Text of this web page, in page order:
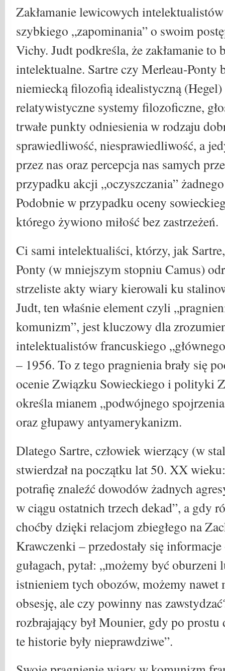
Zakłamanie lewicowych
szybkiego „zapominania” o swoim
Vichy. Judt podkreśla, że zakłamanie to
intelektualne. Sartre czy Merleau-Ponty
niemiecką filozofią idealistyczną
relatywistyczne systemy filozoficzne,
trwałe punkty odniesienia w rodzaju
sprawiedliwość, niesprawiedliwość, a
przez nas oraz percepcja nas samych
przypadku akcji „oczyszczania”
Podobnie w przypadku oceny
którego żywiono miłość bez zastrzeżeń.
Ci sami intelektualiści, którzy, jak
Ponty (w mniejszym stopniu Camus)
strzeliste akty wiary kierowali ku
Judt, ten właśnie element czyli
komunizm”, jest kluczowy dla
intelektualistów francuskiego
– 1956. To z tego pragnienia brały się
ocenie Związku Sowieckiego i polityki
określa mianem „podwójnego
oraz głupawy antyamerykanizm.
Dlatego Sartre, człowiek wierzący (w
stwierdzał na początku lat 50. XX
potrafię znaleźć dowodów żadnych
w ciągu ostatnich trzech dekad”, a gdy
choćby dzięki relacjom zbiegłego na
Krawczenki – przedostały się
gułagach, pytał: „możemy być oburzeni
istnieniem tych obozów, możemy nawet
obsesję, ale czy powinny nas
rozbrajający był Mounier, gdy po prostu
te historie były nieprawdziwe”.